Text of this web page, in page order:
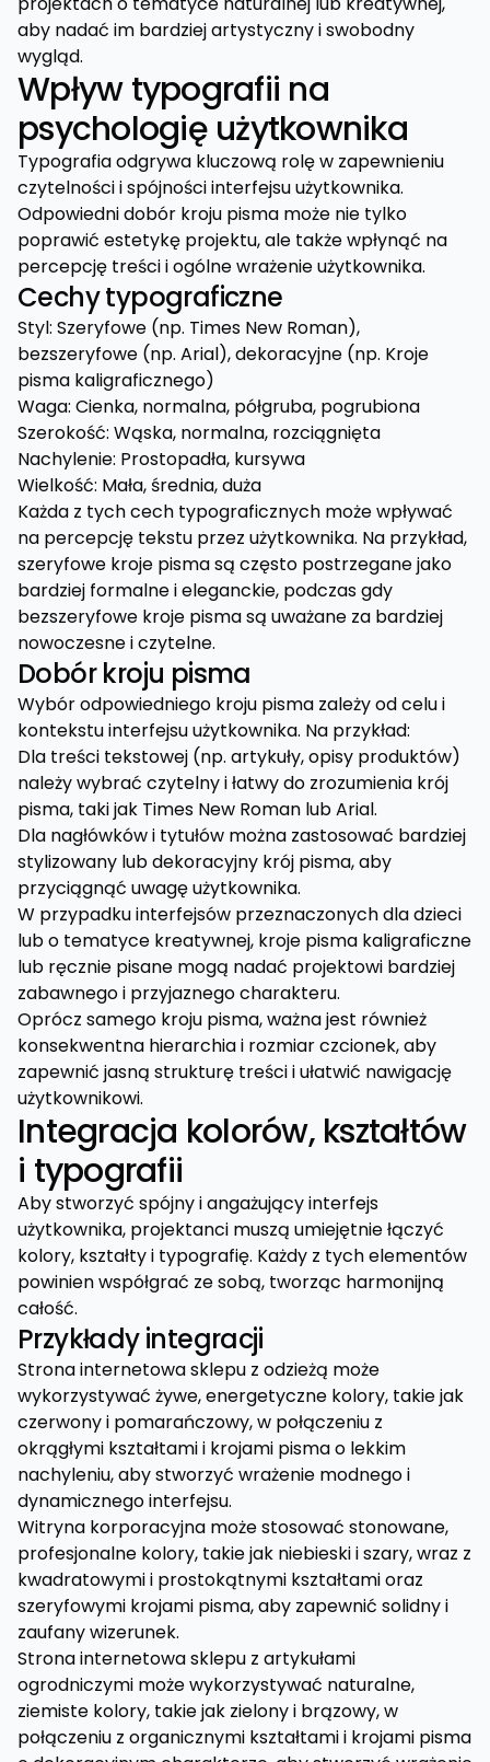
aby nadać im bardziej artystyczny i swobodny
wygląd.
Wpływ typografii na
psychologię użytkownika
Typografia odgrywa kluczową rolę w zapewnieniu
czytelności i spójności interfejsu użytkownika.
Odpowiedni dobór kroju pisma może nie tylko
poprawić estetykę projektu, ale także wpłynąć na
percepcję treści i ogólne wrażenie użytkownika.
Cechy typograficzne
Styl: Szeryfowe (np. Times New Roman),
bezszeryfowe (np. Arial), dekoracyjne (np. Kroje
pisma kaligraficznego)
Waga: Cienka, normalna, półgruba, pogrubiona
Szerokość: Wąska, normalna, rozciągnięta
Nachylenie: Prostopadła, kursywa
Wielkość: Mała, średnia, duża
Każda z tych cech typograficznych może wpływać
na percepcję tekstu przez użytkownika. Na przykład,
szeryfowe kroje pisma są często postrzegane jako
bardziej formalne i eleganckie, podczas gdy
bezszeryfowe kroje pisma są uważane za bardziej
nowoczesne i czytelne.
Dobór kroju pisma
Wybór odpowiedniego kroju pisma zależy od celu i
kontekstu interfejsu użytkownika. Na przykład:
Dla treści tekstowej (np. artykuły, opisy produktów)
należy wybrać czytelny i łatwy do zrozumienia krój
pisma, taki jak Times New Roman lub Arial.
Dla nagłówków i tytułów można zastosować bardziej
stylizowany lub dekoracyjny krój pisma, aby
przyciągnąć uwagę użytkownika.
W przypadku interfejsów przeznaczonych dla dzieci
lub o tematyce kreatywnej, kroje pisma kaligraficzne
lub ręcznie pisane mogą nadać projektowi bardziej
zabawnego i przyjaznego charakteru.
Oprócz samego kroju pisma, ważna jest również
konsekwentna hierarchia i rozmiar czcionek, aby
zapewnić jasną strukturę treści i ułatwić nawigację
użytkownikowi.
Integracja kolorów, kształtów
i typografii
Aby stworzyć spójny i angażujący interfejs
użytkownika, projektanci muszą umiejętnie łączyć
kolory, kształty i typografię. Każdy z tych elementów
powinien współgrać ze sobą, tworząc harmonijną
całość.
Przykłady integracji
Strona internetowa sklepu z odzieżą może
wykorzystywać żywe, energetyczne kolory, takie jak
czerwony i pomarańczowy, w połączeniu z
okrągłymi kształtami i krojami pisma o lekkim
nachyleniu, aby stworzyć wrażenie modnego i
dynamicznego interfejsu.
Witryna korporacyjna może stosować stonowane,
profesjonalne kolory, takie jak niebieski i szary, wraz z
kwadratowymi i prostokątnymi kształtami oraz
szeryfowymi krojami pisma, aby zapewnić solidny i
zaufany wizerunek.
Strona internetowa sklepu z artykułami
ogrodniczymi może wykorzystywać naturalne,
ziemiste kolory, takie jak zielony i brązowy, w
połączeniu z organicznymi kształtami i krojami pisma